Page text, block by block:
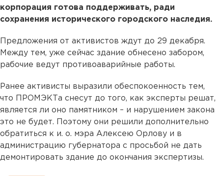
корпорация готова поддерживать, ради
сохранения исторического городского наследия.
Предложения от активистов ждут до 29 декабря.
Между тем, уже сейчас здание обнесено забором,
рабочие ведут противоаварийные работы.
Ранее активисты выразили обеспокоенность тем,
что ПРОМЭКТа снесут до того, как эксперты решат,
является ли оно памятником – и нарушением закона
это не будет. Поэтому они решили дополнительно
обратиться к и. о. мэра Алексею Орлову и в
администрацию губернатора с просьбой не дать
демонтировать здание до окончания экспертизы.